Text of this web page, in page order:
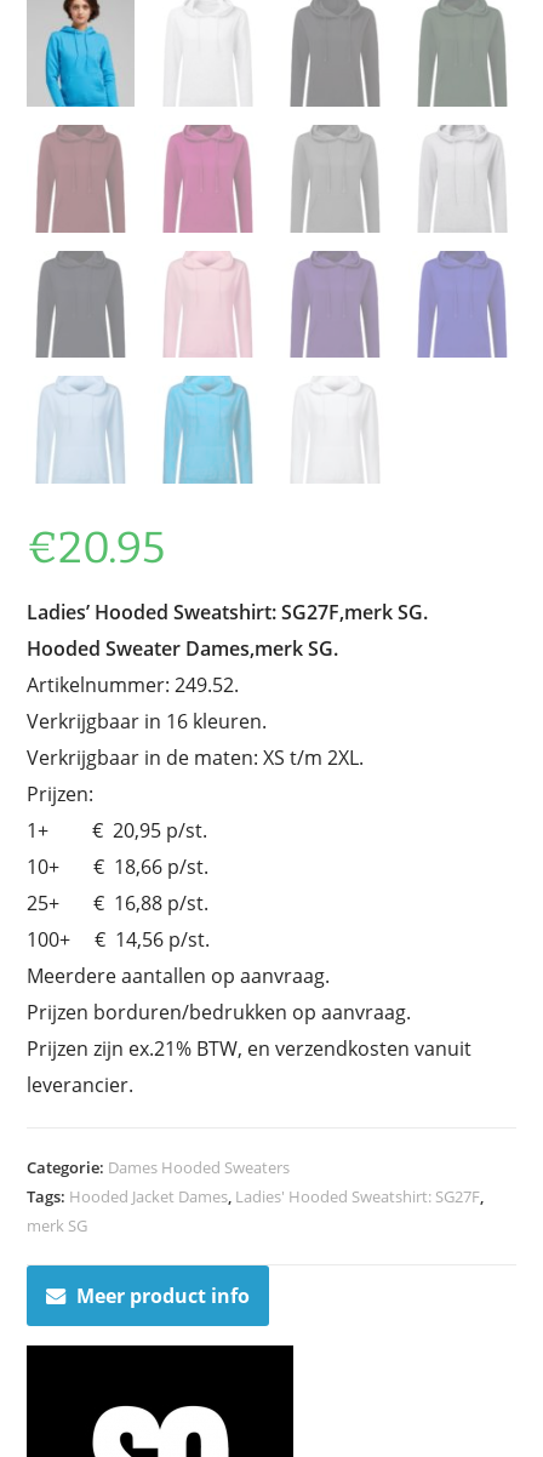
€20.95
Ladies’ Hooded Sweatshirt: SG27F,merk SG.
Hooded Sweater Dames,merk SG.
Artikelnummer: 249.52.
Verkrijgbaar in 16 kleuren.
Verkrijgbaar in de maten: XS t/m 2XL.
Prijzen:
1+ € 20,95 p/st.
10+ € 18,66 p/st.
25+ € 16,88 p/st.
100+ € 14,56 p/st.
Meerdere aantallen op aanvraag.
Prijzen borduren/bedrukken op aanvraag.
Prijzen zijn ex.21% BTW, en verzendkosten vanuit
leverancier.
Categorie: Dames Hooded Sweaters
Tags: Hooded Jacket Dames, Ladies' Hooded Sweatshirt: SG27F,
merk SG
Meer product info